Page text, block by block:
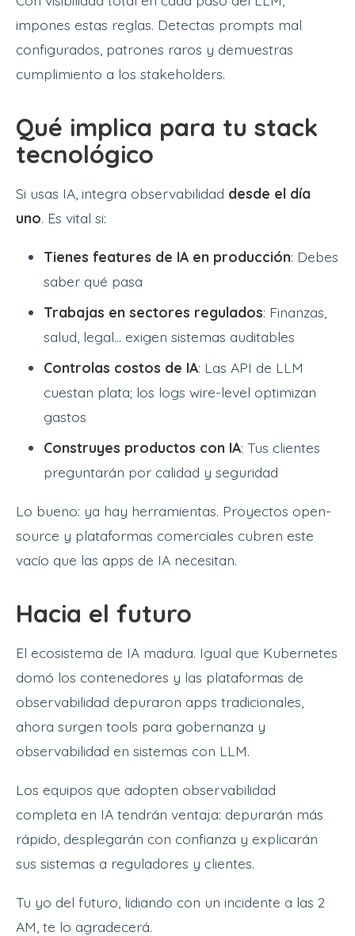
impones estas reglas. Detectas prompts mal
configurados, patrones raros y demuestras
cumplimiento a los stakeholders.
Qué implica para tu stack
tecnológico
Si usas IA, integra observabilidad desde el día
uno. Es vital si:
Tienes features de IA en producción: Debes
saber qué pasa
Trabajas en sectores regulados: Finanzas,
salud, legal... exigen sistemas auditables
Controlas costos de IA: Las API de LLM
cuestan plata; los logs wire-level optimizan
gastos
Construyes productos con IA: Tus clientes
preguntarán por calidad y seguridad
Lo bueno: ya hay herramientas. Proyectos open-
source y plataformas comerciales cubren este
vacío que las apps de IA necesitan.
Hacia el futuro
El ecosistema de IA madura. Igual que Kubernetes
domó los contenedores y las plataformas de
observabilidad depuraron apps tradicionales,
ahora surgen tools para gobernanza y
observabilidad en sistemas con LLM.
Los equipos que adopten observabilidad
completa en IA tendrán ventaja: depurarán más
rápido, desplegarán con confianza y explicarán
sus sistemas a reguladores y clientes.
Tu yo del futuro, lidiando con un incidente a las 2
AM, te lo agradecerá.